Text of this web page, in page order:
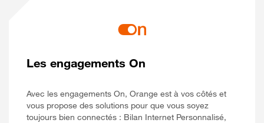
Les engagements On
Avec les engagements On, Orange est à vos côtés et
vous propose des solutions pour que vous soyez
toujours bien connectés : Bilan Internet Personnalisé,